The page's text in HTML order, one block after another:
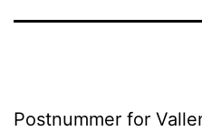
Postnummer for